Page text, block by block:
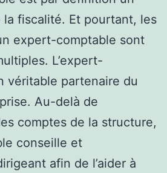
fiscalité. Et pourtant, les
expert-comptable sont
L’expert-
véritable partenaire du
Au-delà de
comptes de la structure,
conseille et
afin de l’aider à